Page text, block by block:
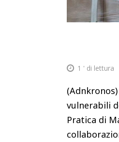
1 ' di lettura
vulnerabili
Pratica di